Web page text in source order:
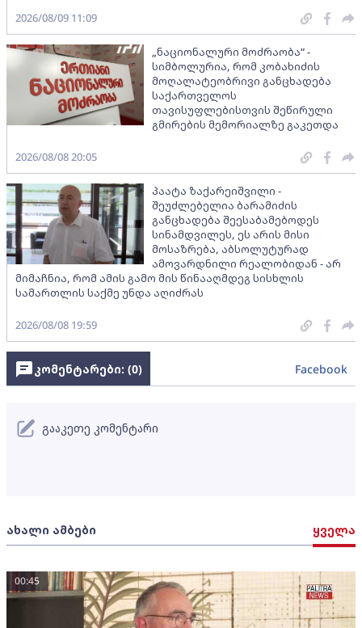
2026/08/09 11:09
„ნაციონალური მოძრაობა“ -
სიმბოლურია, რომ კობახიძის
მოღალატეობრივი განცხადება
საქართველოს
თავისუფლებისთვის შეწირული
გმირების მემორიალზე გაკეთდა
2026/08/08 20:05
პაატა ზაქარეიშვილი -
შეუძლებელია ბარამიძის
განცხადება შეესაბამებოდეს
სინამდვილეს, ეს არის მისი
მოსაზრება, აბსოლუტურად
ამოვარდნილი რეალობიდან - არ
მიმაჩნია, რომ ამის გამო მის წინააღმდეგ სისხლის
სამართლის საქმე უნდა აღიძრას
2026/08/08 19:59
ახალი ამბები ყველა
00:45
კომენტარები: (0) Facebook
გააკეთე კომენტარი